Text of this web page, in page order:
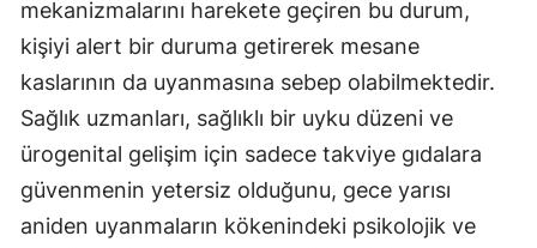
mekanizmalarını harekete geçiren bu durum,
kişiyi alert bir duruma getirerek mesane
kaslarının da uyanmasına sebep olabilmektedir.
Sağlık uzmanları, sağlıklı bir uyku düzeni ve
ürogenital gelişim için sadece takviye gıdalara
güvenmenin yetersiz olduğunu, gece yarısı
aniden uyanmaların kökenindeki psikolojik ve